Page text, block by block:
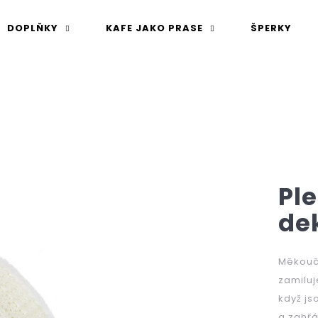
DOPLŇKY KAFE JAKO PRASE ŠPERKY
když